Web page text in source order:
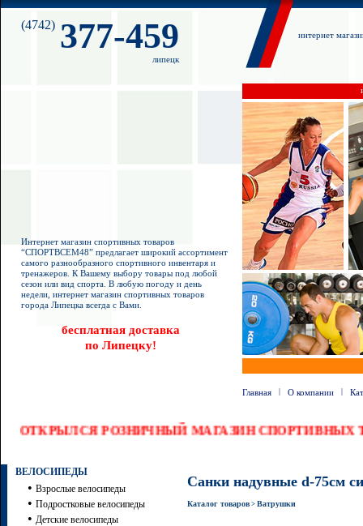
(4742) 377-459
липецк
интернет
Интернет магазин спортивных товаров
“СПОРТВСЕМ48” предлагает широкий ассортимент
самого разнообразного спортивного инвентаря и
тренажеров. К Вашему выбору товары под любой
сезон или вид спорта. В любую погоду и день
недели, интернет магазин спортивных товаров
города Липецка всегда с Вами.
бесплатная доставка
по Липецку!
Главная | О компании |
ОТКРЫЛСЯ РОЗНИЧНЫЙ МАГАЗИН
ВЕЛОСИПЕДЫ
• Взрослые велосипеды
• Подростковые велосипеды
• Детские велосипеды
Санки надувные d-75см
Каталог товаров > Ватрушки